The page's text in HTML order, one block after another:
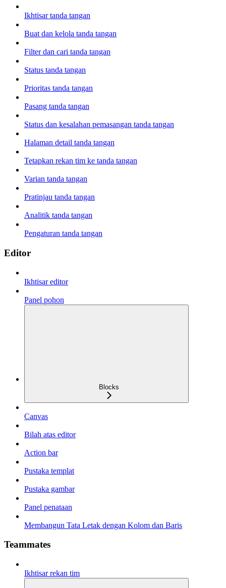
Ikhtisar tanda tangan
Buat dan kelola tanda tangan
Filter dan cari tanda tangan
Status tanda tangan
Prioritas tanda tangan
Pasang tanda tangan
Status dan kesalahan pemasangan tanda tangan
Halaman detail tanda tangan
Tetapkan rekan tim ke tanda tangan
Varian tanda tangan
Pratinjau tanda tangan
Analitik tanda tangan
Pengaturan tanda tangan
Editor
Ikhtisar editor
Panel pohon
Blocks
Canvas
Bilah atas editor
Action bar
Pustaka templat
Pustaka gambar
Panel penataan
Membangun Tata Letak dengan Kolom dan Baris
Teammates
Ikhtisar rekan tim